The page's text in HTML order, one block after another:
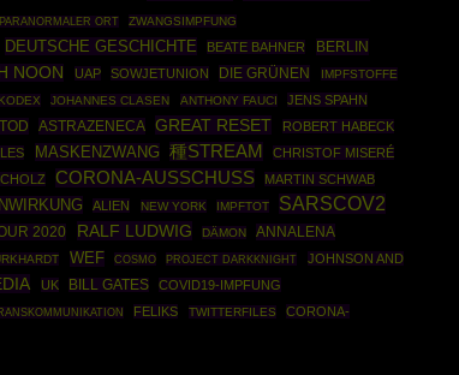
PARANORMALER ORT ZWANGSIMPFUNG
DEUTSCHE GESCHICHTE BEATE BAHNER BERLIN
NOON UAP SOWJETUNION DIE GRÜNEN IMPFSTOFFE
JOHANNES CLASEN ANTHONY FAUCI JENS SPAHN
ASTRAZENECA GREAT RESET ROBERT HABECK
MASKENZWANG 種STREAM
CHRISTOF MISERÉ
CORONA-AUSSCHUSS MARTIN SCHWAB
ALIEN NEW YORK IMPFTOT SARSCOV2
2020 RALF LUDWIG DÄMON
ANNALENA
WEF COSMO PROJECT DARKKNIGHT
JOHNSON AND
UK BILL GATES COVID19-IMPFUNG
FELIKS TWITTERFILES
CORONA-